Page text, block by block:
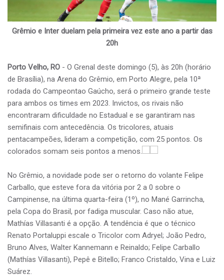
Grêmio e Inter duelam pela primeira vez este ano a partir das
20h
Porto Velho, RO - O Grenal deste domingo (5), às 20h (horário
de Brasília), na Arena do Grêmio, em Porto Alegre, pela 10ª
rodada do Campeontao Gaúcho, será o primeiro grande teste
para ambos os times em 2023. Invictos, os rivais não
encontraram dificuldade no Estadual e se garantiram nas
semifinais com antecedência. Os tricolores, atuais
pentacampeões, lideram a competição, com 25 pontos. Os
colorados somam seis pontos a menos.
No Grêmio, a novidade pode ser o retorno do volante Felipe
Carballo, que esteve fora da vitória por 2 a 0 sobre o
Campinense, na última quarta-feira (1º), no Mané Garrincha,
pela Copa do Brasil, por fadiga muscular. Caso não atue,
Mathías Villasanti é a opção. A tendência é que o técnico
Renato Portaluppi escale o Tricolor com Adryel; João Pedro,
Bruno Alves, Walter Kannemann e Reinaldo; Felipe Carballo
(Mathías Villasanti), Pepê e Bitello; Franco Cristaldo, Vina e Luiz
Suárez.